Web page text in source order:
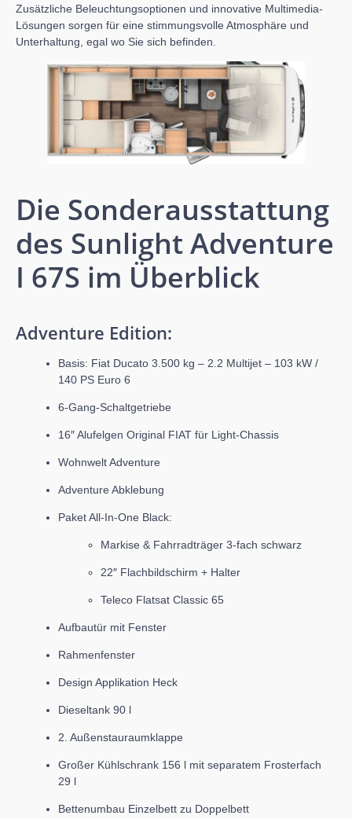
Zusätzliche Beleuchtungsoptionen und innovative Multimedia-
Lösungen sorgen für eine stimmungsvolle Atmosphäre und
Unterhaltung, egal wo Sie sich befinden.
Die Sonderausstattung
des Sunlight Adventure
I 67S im Überblick
Adventure Edition:
Basis: Fiat Ducato 3.500 kg – 2.2 Multijet – 103 kW /
140 PS Euro 6
6-Gang-Schaltgetriebe
16″ Alufelgen Original FIAT für Light-Chassis
Wohnwelt Adventure
Adventure Abklebung
Paket All-In-One Black:
Markise & Fahrradträger 3-fach schwarz
22″ Flachbildschirm + Halter
Teleco Flatsat Classic 65
Aufbautür mit Fenster
Rahmenfenster
Design Applikation Heck
Dieseltank 90 l
2. Außenstauraumklappe
Großer Kühlschrank 156 l mit separatem Frosterfach
29 l
Bettenumbau Einzelbett zu Doppelbett